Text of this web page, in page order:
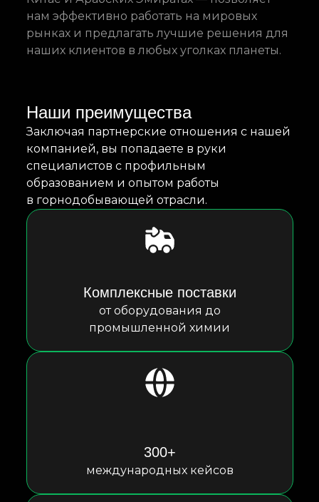
нам эффективно работать на мировых
рынках и предлагать лучшие решения для
наших клиентов в любых уголках планеты.
Наши преимущества
Заключая партнерские отношения с нашей
компанией, вы попадаете в руки
специалистов с профильным
образованием и опытом работы
в горнодобывающей отрасли.
Комплексные поставки
от оборудования до
промышленной химии
300+
международных кейсов